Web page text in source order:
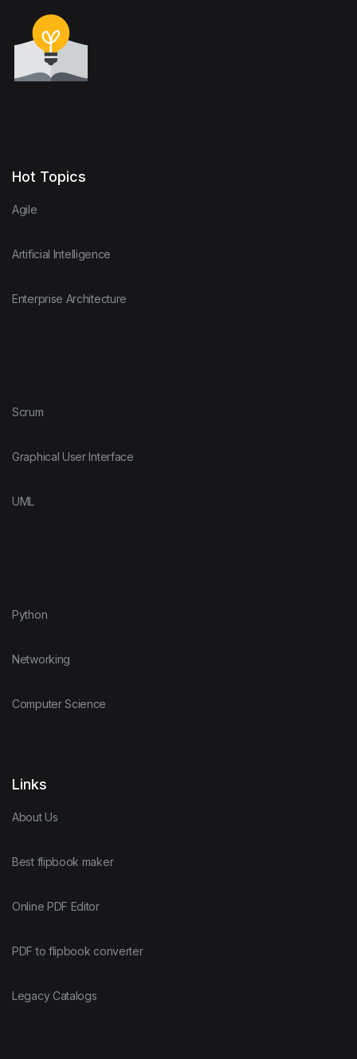
Hot Topics
Agile
Artificial Intelligence
Enterprise Architecture
Scrum
Graphical User Interface
UML
Python
Networking
Computer Science
Links
About Us
Best flipbook maker
Online PDF Editor
PDF to flipbook converter
Legacy Catalogs